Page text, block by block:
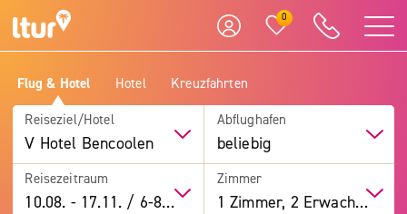
0
Flug & Hotel Hotel Kreuzfahrten
Reiseziel/Hotel
V Hotel Bencoolen
Abflughafen
beliebig
Reisezeitraum
10.08. -17.11. / 6-8 Tage
Zimmer
1 Zimmer, 2 Erwachsene